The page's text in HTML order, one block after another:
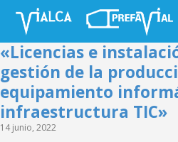
«Licencias e
gestión de la
equipamiento
infraestructura TIC»
14 junio, 2022